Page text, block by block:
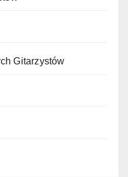
Gitarzystów